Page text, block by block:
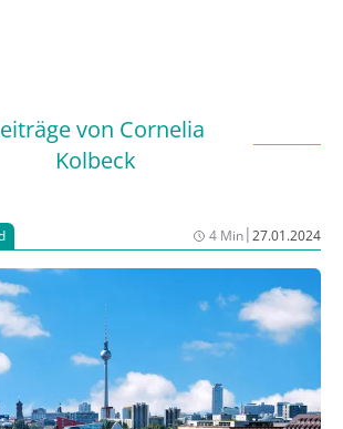
von Cornelia
Kolbeck
4 Min|27.01.2024